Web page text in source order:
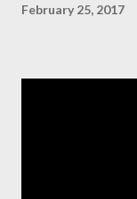
February 25, 2017